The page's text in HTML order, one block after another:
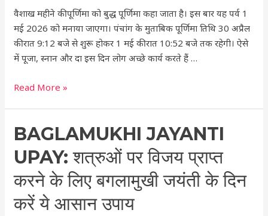
वैशाख महीने की पूर्णिमा को बुद्ध पूर्णिमा कहा जाता है। इस बार यह पर्व 1
मई 2026 को मनाया जाएगा। पंचांग के मुताबिक पूर्णिमा तिथि 30 अप्रैल
की रात 9:12 बजे से शुरू होकर 1 मई की रात 10:52 बजे तक रहेगी। ऐसे
में पूजा, स्नान और दा इस दिन लोग अच्छे कार्य करते हैं …
कब
जानें
शुभ
मुहूर्त
और
विधि
,बुद्ध
पूर्णिमा
का
Read More »
BAGLAMUKHI JAYANTI
UPAY: शत्रुओं पर विजय प्राप्त
करने के लिए बगलामुखी जयंती के दिन
करें ये आसान उपाय
Baglamukhi
Jayanti
Upay:
शत्रुओं
पर
विजय